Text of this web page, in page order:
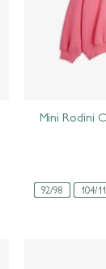
92/98 104/
Mini Rodini